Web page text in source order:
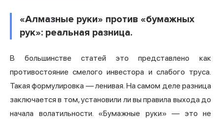
«Алмазные руки» против «бумажных
рук»: реальная разница.
В большинстве статей это представлено как
противостояние смелого инвестора и слабого труса.
Такая формулировка — ленивая. На самом деле разница
заключается в том, установили ли вы правила выхода до
начала волатильности. «Бумажные руки» — это не